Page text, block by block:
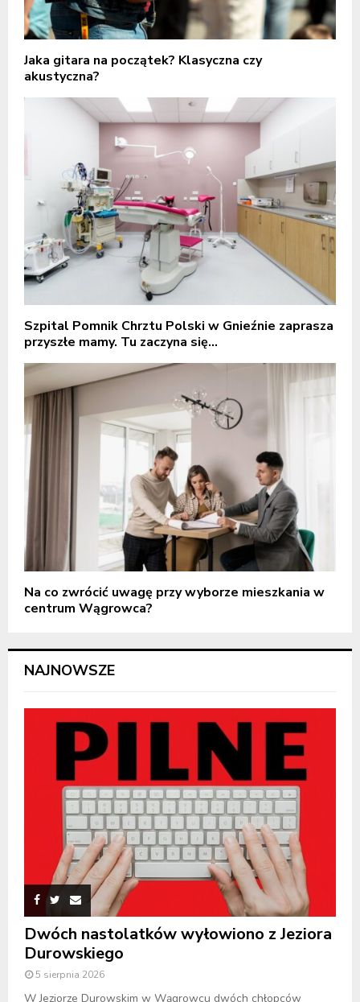
Jaka gitara na początek? Klasyczna czy
akustyczna?
Szpital Pomnik Chrztu Polski w Gnieźnie zaprasza
przyszłe mamy. Tu zaczyna się...
Na co zwrócić uwagę przy wyborze mieszkania w
centrum Wągrowca?
NAJNOWSZE
Dwóch nastolatków wyłowiono z Jeziora
Durowskiego
5 sierpnia 2026
W Jeziorze Durowskim w Wągrowcu dwóch chłopców